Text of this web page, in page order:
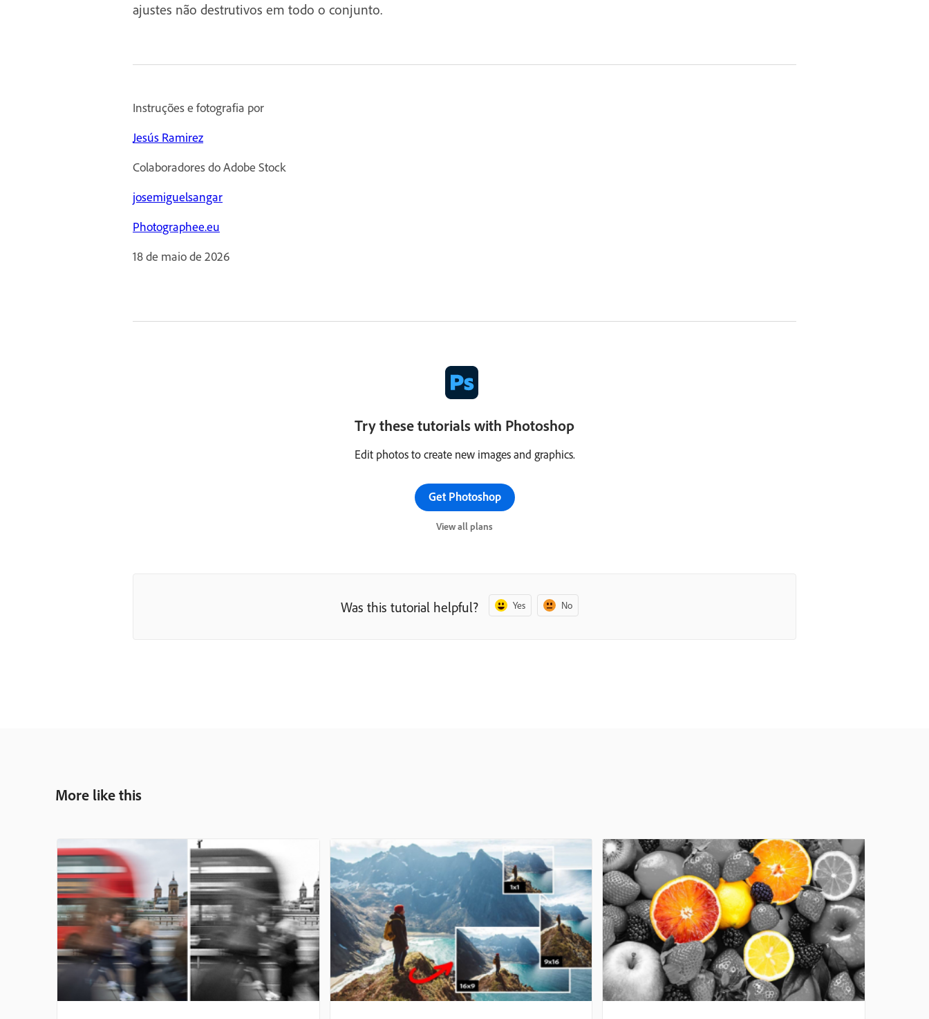
ajustes não destrutivos em todo o conjunto.
Instruções e fotografia por
Jesús Ramirez
Colaboradores do Adobe Stock
josemiguelsangar
Photographee.eu
18 de maio de 2026
Try these tutorials with Photoshop
Edit photos to create new images and graphics.
Get Photoshop
View all plans
Was this tutorial helpful? Yes No
More like this